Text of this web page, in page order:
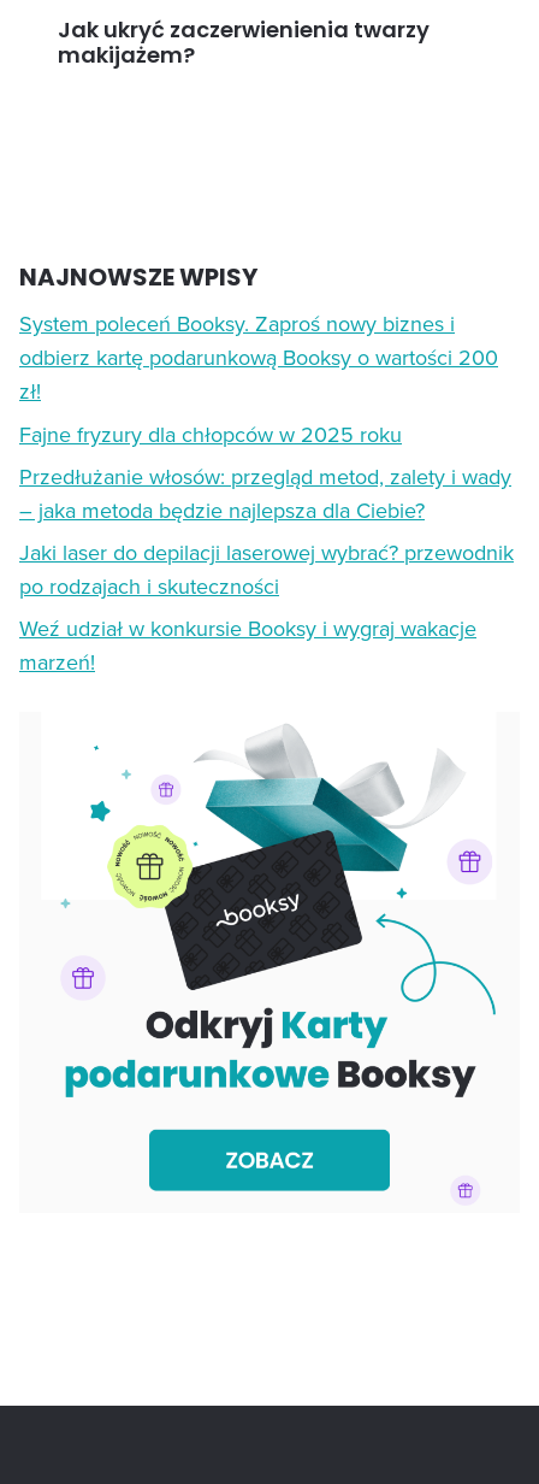
Jak ukryć zaczerwienienia twarzy
makijażem?
NAJNOWSZE WPISY
System poleceń Booksy. Zaproś nowy biznes i
odbierz kartę podarunkową Booksy o wartości 200
zł!
Fajne fryzury dla chłopców w 2025 roku
Przedłużanie włosów: przegląd metod, zalety i wady
– jaka metoda będzie najlepsza dla Ciebie?
Jaki laser do depilacji laserowej wybrać? przewodnik
po rodzajach i skuteczności
Weź udział w konkursie Booksy i wygraj wakacje
marzeń!